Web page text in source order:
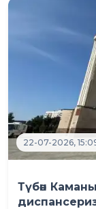
22-07-2026,
Түбән